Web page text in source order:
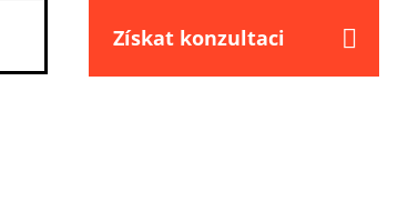
Získat konzultaci